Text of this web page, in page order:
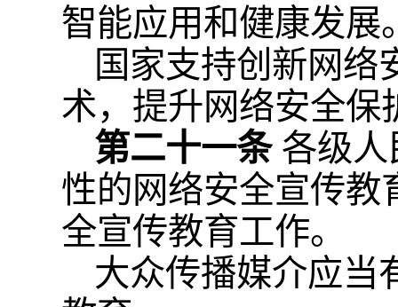
智能应用和健康发展
国家支持创新网络
术，提升网络安全保
第二十一条 各级
性的网络安全宣传教
全宣传教育工作。
大众传播媒介应当